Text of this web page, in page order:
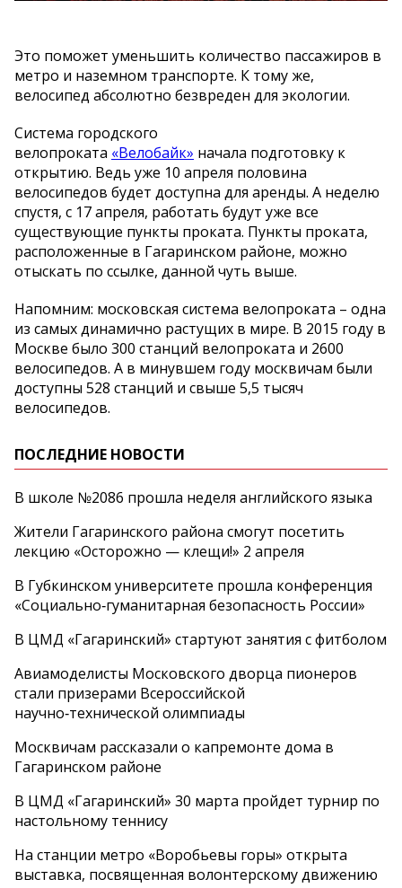
Это поможет уменьшить количество пассажиров в
метро и наземном транспорте. К тому же,
велосипед абсолютно безвреден для экологии.
Система городского
велопроката «Велобайк» начала подготовку к
открытию. Ведь уже 10 апреля половина
велосипедов будет доступна для аренды. А неделю
спустя, с 17 апреля, работать будут уже все
существующие пункты проката. Пункты проката,
расположенные в Гагаринском районе, можно
отыскать по ссылке, данной чуть выше.
Напомним: московская система велопроката – одна
из самых динамично растущих в мире. В 2015 году в
Москве было 300 станций велопроката и 2600
велосипедов. А в минувшем году москвичам были
доступны 528 станций и свыше 5,5 тысяч
велосипедов.
ПОСЛЕДНИЕ НОВОСТИ
В школе №2086 прошла неделя английского языка
Жители Гагаринского района смогут посетить
лекцию «Осторожно — клещи!» 2 апреля
В Губкинском университете прошла конференция
«Социально‑гуманитарная безопасность России»
В ЦМД «Гагаринский» стартуют занятия с фитболом
Авиамоделисты Московского дворца пионеров
стали призерами Всероссийской
научно‑технической олимпиады
Москвичам рассказали о капремонте дома в
Гагаринском районе
В ЦМД «Гагаринский» 30 марта пройдет турнир по
настольному теннису
На станции метро «Воробьевы горы» открыта
выставка, посвященная волонтерскому движению